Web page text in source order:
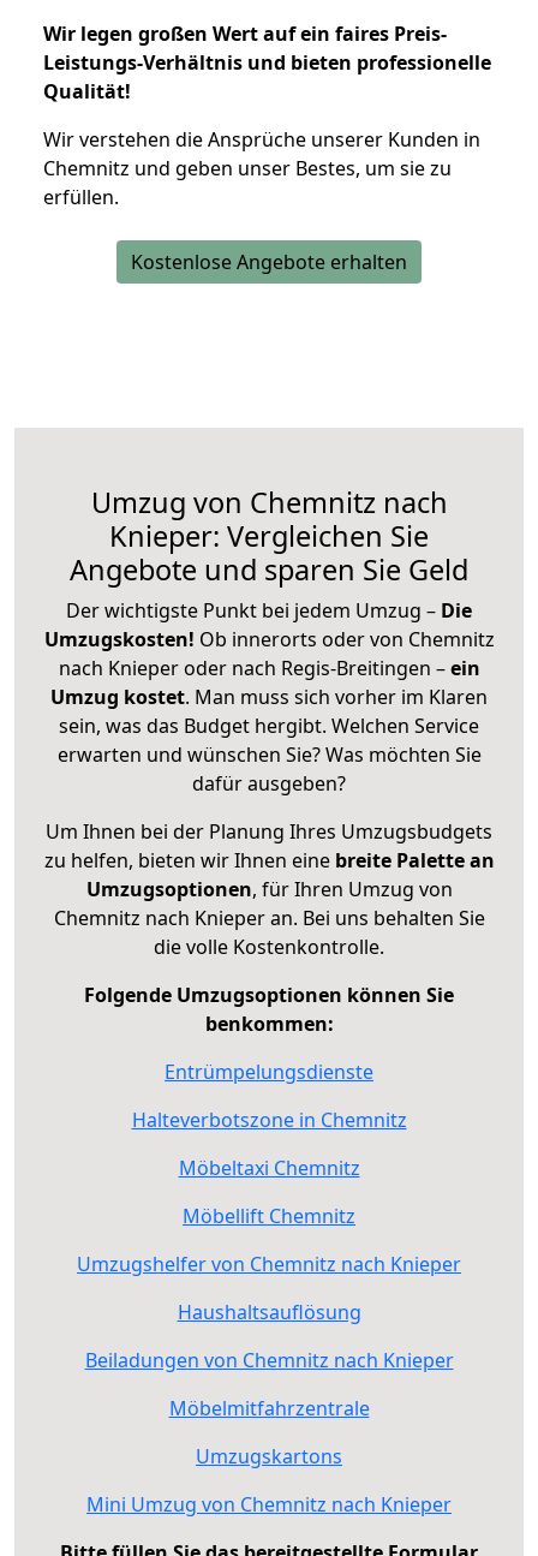
Wir legen großen Wert auf ein faires Preis-
Leistungs-Verhältnis und bieten professionelle
Qualität!
Wir verstehen die Ansprüche unserer Kunden in
Chemnitz und geben unser Bestes, um sie zu
erfüllen.
Kostenlose Angebote erhalten
Umzug von Chemnitz nach
Knieper: Vergleichen Sie
Angebote und sparen Sie Geld
Der wichtigste Punkt bei jedem Umzug – Die
Umzugskosten! Ob innerorts oder von Chemnitz
nach Knieper oder nach Regis-Breitingen –ein
Umzug kostet. Man muss sich vorher im Klaren
sein, was das Budget hergibt. Welchen Service
erwarten und wünschen Sie? Was möchten Sie
dafür ausgeben?
Um Ihnen bei der Planung Ihres Umzugsbudgets
zu helfen, bieten wir Ihnen eine breite Palette an
Umzugsoptionen, für Ihren Umzug von
Chemnitz nach Knieper an. Bei uns behalten Sie
die volle Kostenkontrolle.
Folgende Umzugsoptionen können Sie
benkommen:
Entrümpelungsdienste
Halteverbotszone in Chemnitz
Möbeltaxi Chemnitz
Möbellift Chemnitz
Umzugshelfer von Chemnitz nach Knieper
Haushaltsauflösung
Beiladungen von Chemnitz nach Knieper
Möbelmitfahrzentrale
Umzugskartons
Mini Umzug von Chemnitz nach Knieper